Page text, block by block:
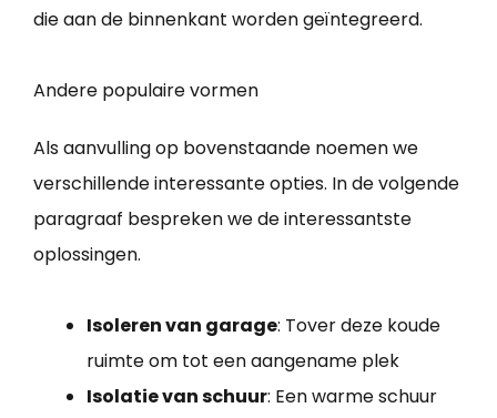
die aan de binnenkant worden geïntegreerd.
Andere populaire vormen
Als aanvulling op bovenstaande noemen we
verschillende interessante opties. In de volgende
paragraaf bespreken we de interessantste
oplossingen.
Isoleren van garage: Tover deze koude
ruimte om tot een aangename plek
Isolatie van schuur: Een warme schuur